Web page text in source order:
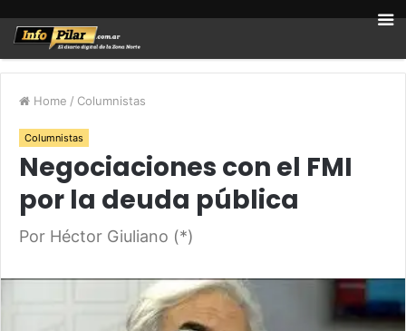
Home / Columnistas
Columnistas
Negociaciones con el FMI
por la deuda pública
Por Héctor Giuliano (*)